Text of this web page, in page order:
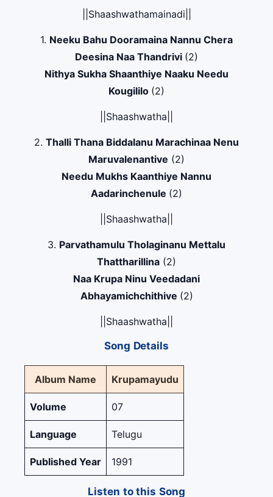
||Shaashwathamainadi||
1. Neeku Bahu Dooramaina Nannu Chera
Deesina Naa Thandrivi (2)
Nithya Sukha Shaanthiye Naaku Needu
Kougililo (2)
||Shaashwatha||
2. Thalli Thana Biddalanu Marachinaa Nenu
Maruvalenantive (2)
Needu Mukhs Kaanthiye Nannu
Aadarinchenule (2)
||Shaashwatha||
3. Parvathamulu Tholaginanu Mettalu
Thattharillina (2)
Naa Krupa Ninu Veedadani
Abhayamichchithive (2)
||Shaashwatha||
Song Details
Album Name Krupamayudu
Volume 07
Language Telugu
Published Year 1991
Listen to this Song